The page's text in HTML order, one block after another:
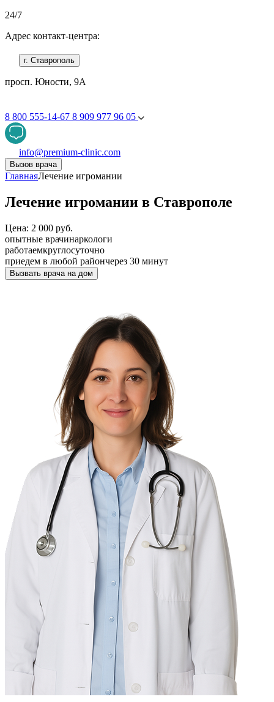
24/7
Адрес контакт-центра:
г. Ставрополь
просп. Юности, 9А
8 800 555-14-67 8 909 977 96 05
info@premium-clinic.com
Вызов врача
ГлавнаяЛечение игромании
Лечение игромании в Ставрополе
Цена: 2 000 руб.
опытные врачинаркологи
работаемкруглосуточно
приедем в любой райончерез 30 минут
Вызвать врача на дом